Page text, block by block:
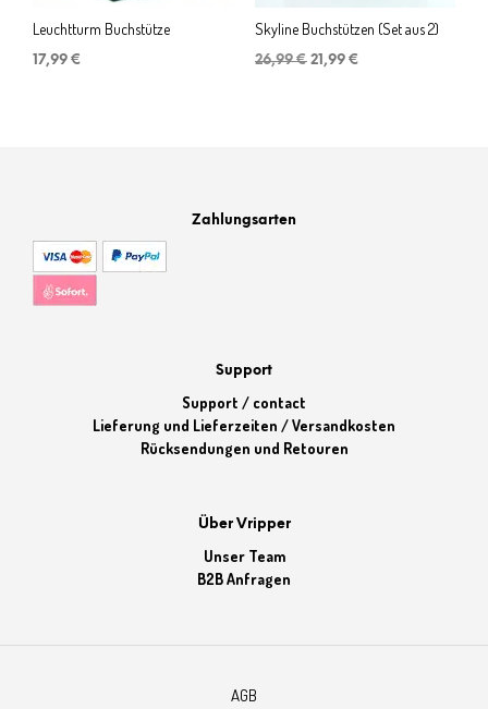
Leuchtturm Buchstütze
17,99 €
Skyline Buchstützen (Set aus 2)
26,99€ Ursprünglicher
21,99 €
Zahlungsarten
Support
Support / contact
Lieferung und Lieferzeiten / Versandkosten
Rücksendungen und Retouren
Über Vripper
Unser Team
B2B Anfragen
AGB